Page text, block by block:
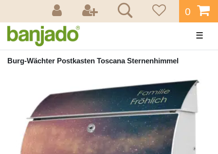
0
☰
Burg-Wächter Postkasten Toscana Sternenhimmel